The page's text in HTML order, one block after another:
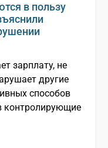
в пользу
зарплату, не
другие
способов
контролирующие